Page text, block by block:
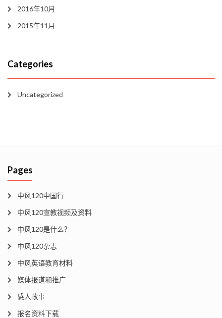
2016年10月
2015年11月
Categories
Uncategorized
Pages
中风120中国行
中风120宣教视频及资料
中风120是什么？
中风120杂志
中风英语教育材料
媒体报道和推广
感人故事
报名资料下载